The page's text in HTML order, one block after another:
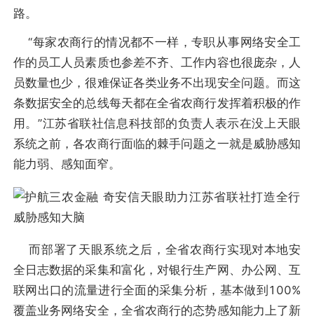
路。
“每家农商行的情况都不一样，专职从事网络安全工
作的员工人员素质也参差不齐、工作内容也很庞杂，人
员数量也少，很难保证各类业务不出现安全问题。而这
条数据安全的总线每天都在全省农商行发挥着积极的作
用。”江苏省联社信息科技部的负责人表示在没上天眼
系统之前，各农商行面临的棘手问题之一就是威胁感知
能力弱、感知面窄。
而部署了天眼系统之后，全省农商行实现对本地安
全日志数据的采集和富化，对银行生产网、办公网、互
联网出口的流量进行全面的采集分析，基本做到100%
覆盖业务网络安全，全省农商行的态势感知能力上了新